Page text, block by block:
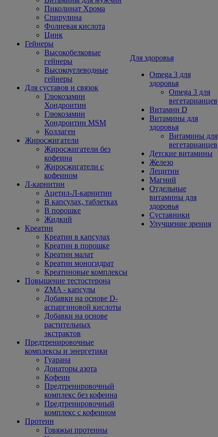
Пиколинат Хрома
Спирулина
Фолиевая кислота
Цинк
Гейнеры
Высокобелковые
гейнеры
Высокоуглеводные
гейнеры
Для суставов и связок
Глюкозамин
Хондроитин
Глюкозамин
Хондроитин MSM
Коллаген
Жиросжигатели
Жиросжигатели без
кофеина
Жиросжигатели с
кофеином
Л-карнитин
Ацетил-Л-карнитин
В капсулах, таблетках
В порошке
Жидкий
Креатин
Креатин в капсулах
Креатин в порошке
Креатин малат
Креатин моногидрат
Креатиновые комплексы
Повышение тестостерона
ZMA - капсулы
Добавки на основе D-
аспаргиновой кислоты
Добавки на основе
растительных
экстрактов
Предтренировочные
комплексы и энергетики
Гуарана
Донаторы азота
Кофеин
Предтренировочный
комплекс без кофеина
Предтренировочный
комплекс с кофеином
Протеин
Говяжьи протеины
Для здоровья
Omega 3 для
здоровья
Omega 3 для
вегетарианцев
Витамин D
Витамины для
здоровья
Витамины для
вегетарианцев
Детские витамины
Железо
Лецитин
Магний
Отдельные
витамины для
здоровья
Суставники
Улучшение зрения